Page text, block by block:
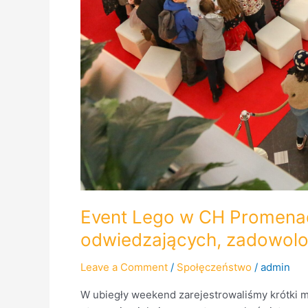
Event Lego w CH
odwiedzających,
Leave a Comment / Społęczeństwo / admin
W ubiegły weekend zarejestrowaliśmy krótki